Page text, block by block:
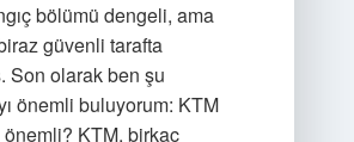
bölümü dengeli, ama
güvenli tarafta
Son olarak ben şu
önemli buluyorum: KTM
KTM, birkaç